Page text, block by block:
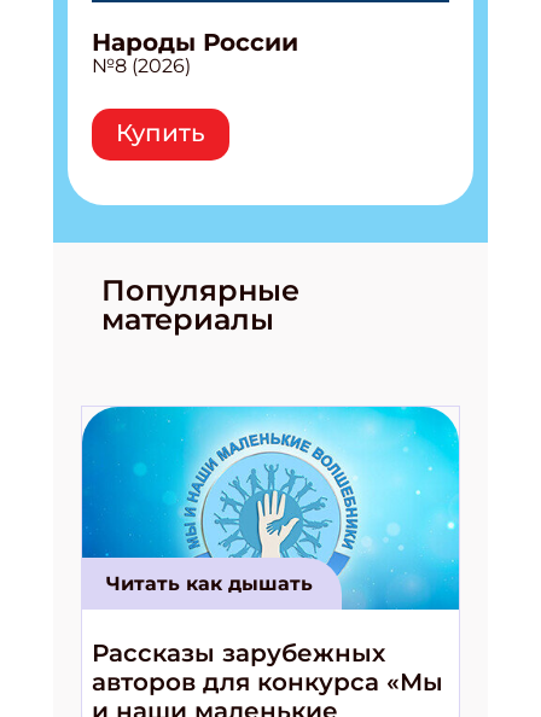
Народы России
№8 (2026)
Купить
Популярные
материалы
Читать как дышать
Рассказы зарубежных
авторов для конкурса «Мы
и наши маленькие